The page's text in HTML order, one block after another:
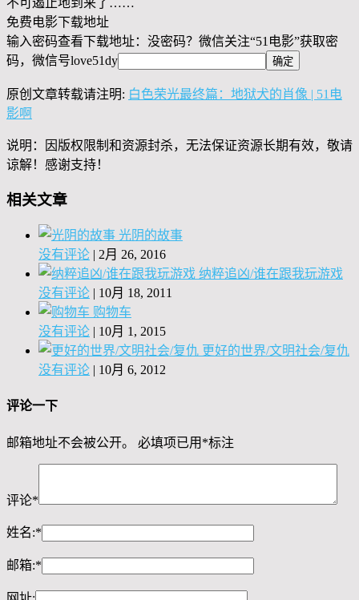
免费电影下载地址
输入密码查看下载地址：没密码？微信关注“51电影”获取密
码，微信号love51dy
原创文章转载请注明: 白色荣光最终篇：地狱犬的肖像 | 51电
影啊
说明：因版权限制和资源封杀，无法保证资源长期有效，敬请
谅解！感谢支持！
相关文章
光阴的故事
没有评论 | 2月 26, 2016
纳粹追凶/谁在跟我玩游戏
没有评论 | 10月 18, 2011
购物车
没有评论 | 10月 1, 2015
更好的世界/文明社会/复仇
没有评论 | 10月 6, 2012
评论一下
邮箱地址不会被公开。 必填项已用 *标注
评论*
姓名:*
邮箱:*